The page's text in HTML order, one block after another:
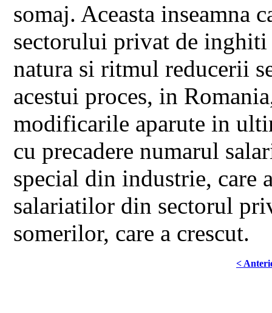
somaj. Aceasta inseamna
sectorului privat de
natura si ritmul reducerii
acestui proces, in
modificarile aparute in
cu precadere numarul
special din industrie, care
salariatilor din sectorul
somerilor, care a crescut.
<